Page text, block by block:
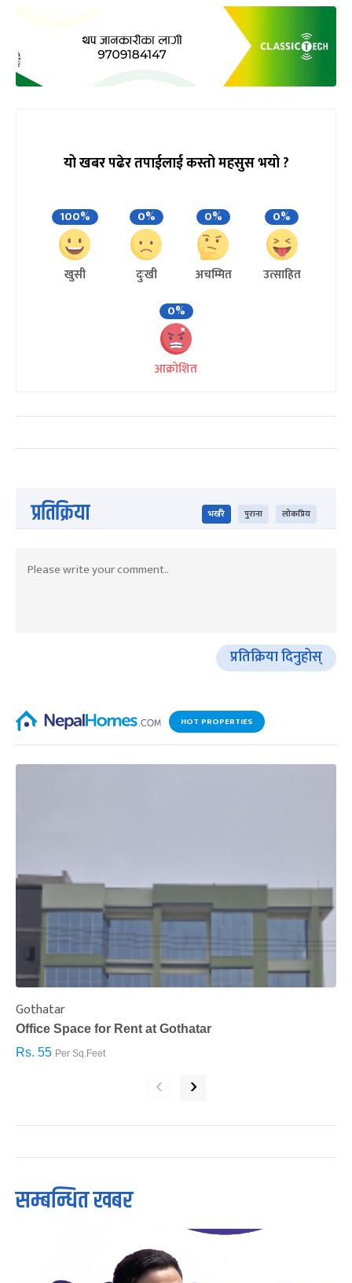
यो खबर पढेर तपाईलाई कस्तो महसुस भयो ?
100%
खुसी
0%
दुःखी
0%
अचम्मित
0%
उत्साहित
0%
आक्रोशित
प्रतिक्रिया भर्खरै पुराना लोकप्रिय
प्रतिक्रिया दिनुहोस्
HOT PROPERTIES
Gothatar
Office Space for Rent at Gothatar
Rs. 55 Per Sq.Feet
‹ ›
सम्बन्धित खबर